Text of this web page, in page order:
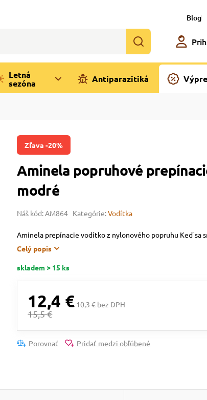
Blog
Letná
sezóna
Antiparazitiká
Zľava -20%
Aminela popruhové
modré
Náš kód: AM864 Kategórie:Vodítka
Aminela prepínacie vodítko z nylonového popruhu Keď
Celý popis
skladem > 15 ks
12,4 € 10,3 € bez DPH
15,5 €
Porovnať Pridať medzi obľúbené